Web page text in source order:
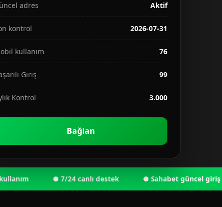
adres Aktif
kontrol 2026-07-31
kullanım 76
Giriş 99
Kontrol 3.000
Bağlan
● 7/24 canlı destek ● Sahabet güncel giriş